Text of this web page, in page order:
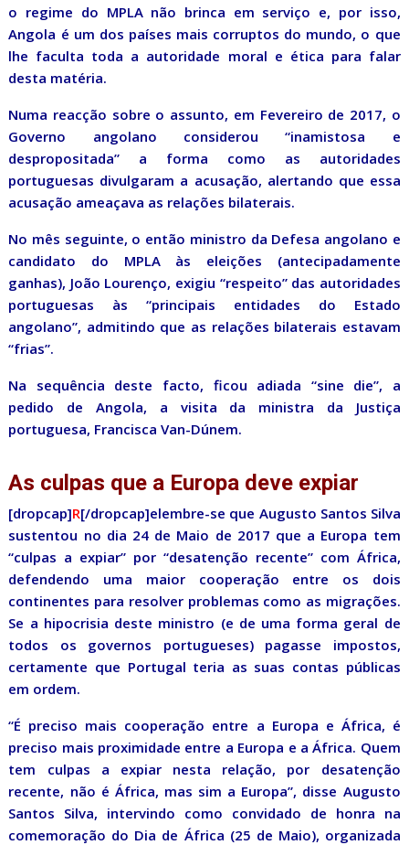
o regime do MPLA não brinca em serviço e, por isso,
Angola é um dos países mais corruptos do mundo, o que
lhe faculta toda a autoridade moral e ética para falar
desta matéria.
Numa reacção sobre o assunto, em Fevereiro de 2017, o
Governo angolano considerou “inamistosa e
despropositada” a forma como as autoridades
portuguesas divulgaram a acusação, alertando que essa
acusação ameaçava as relações bilaterais.
No mês seguinte, o então ministro da Defesa angolano e
candidato do MPLA às eleições (antecipadamente
ganhas), João Lourenço, exigiu “respeito” das autoridades
portuguesas às “principais entidades do Estado
angolano”, admitindo que as relações bilaterais estavam
“frias”.
Na sequência deste facto, ficou adiada “sine die”, a
pedido de Angola, a visita da ministra da Justiça
portuguesa, Francisca Van-Dúnem.
As culpas que a Europa deve expiar
[dropcap]R[/dropcap]elembre-se que Augusto Santos Silva
sustentou no dia 24 de Maio de 2017 que a Europa tem
“culpas a expiar” por “desatenção recente” com África,
defendendo uma maior cooperação entre os dois
continentes para resolver problemas como as migrações.
Se a hipocrisia deste ministro (e de uma forma geral de
todos os governos portugueses) pagasse impostos,
certamente que Portugal teria as suas contas públicas
em ordem.
“É preciso mais cooperação entre a Europa e África, é
preciso mais proximidade entre a Europa e a África. Quem
tem culpas a expiar nesta relação, por desatenção
recente, não é África, mas sim a Europa”, disse Augusto
Santos Silva, intervindo como convidado de honra na
comemoração do Dia de África (25 de Maio), organizada